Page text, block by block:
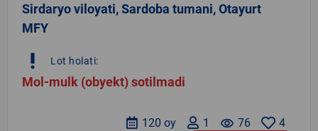
Sirdaryo viloyati, Sardoba tumani, Otayurt
MFY
priority_high Lot holati:
Mol-mulk (obyekt) sotilmadi
4
remove_red_eye 76
1
120 oy